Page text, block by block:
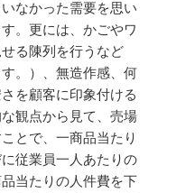
なかった需要を思い
。更には、かごやワ
る陳列を行うなど
。）、無造作感、何
を顧客に印象付ける
観点から見て、売場
とで、一商品当たり
従業員一人あたりの
当たりの人件費を下